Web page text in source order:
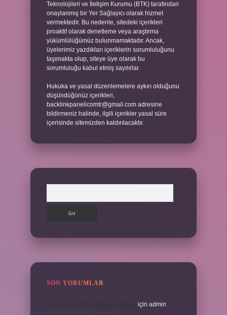
Teknolojileri ve İletişim Kurumu (BTK) tarafından
onaylanmış bir Yer Sağlayıcı olarak hizmet
vermektedir. Bu nedenle, sitedeki içerikleri
proaktif olarak denetleme veya araştırma
yükümlülüğümüz bulunmamaktadır. Ancak,
üyelerimiz yazdıkları içeriklerin sorumluluğunu
taşımakta olup, siteye üye olarak bu
sorumluluğu kabul etmiş sayılırlar.
Hukuka ve yasal düzenlemelere aykırı olduğunu
düşündüğünüz içerikleri,
backlinkpanelicomtr@gmail.com adresine
bildirmeniz halinde, ilgili içerikler yasal süre
içerisinde sitemizden kaldırılacaktır.
SON YORUMLAR
için admin